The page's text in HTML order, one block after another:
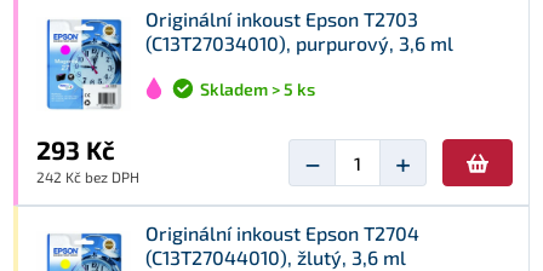
Originální inkoust Epson T2703
(C13T27034010), purpurový, 3,6 ml
Skladem > 5 ks
293 Kč
242 Kč bez DPH − +
Originální inkoust Epson T2704
(C13T27044010), žlutý, 3,6 ml